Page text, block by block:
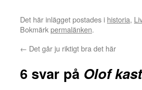
Det här inlägget postades i historia,
Bokmärkpermalänken.
← Det går ju riktigt bra det här
6 svar på Olof